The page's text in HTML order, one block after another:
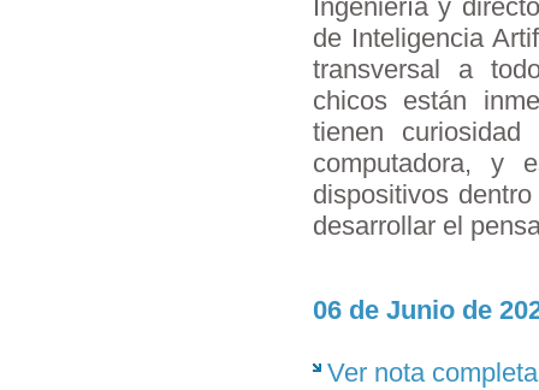
Ingeniería y
de Inteligencia
transversal a
chicos están
tienen
computadora, y
dispositivos
desarrollar el
06 de Junio de
Ver nota completa